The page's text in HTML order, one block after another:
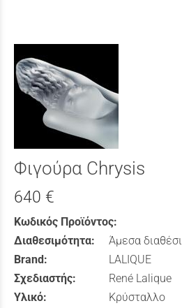
Φιγούρα Chrysis
640 €
Κωδικός Προϊόντος:
Διαθεσιμότητα:
Άμεσα
Brand:
LALIQUE
Σχεδιαστής:
René Lalique
Υλικό:
Κρύσταλλο